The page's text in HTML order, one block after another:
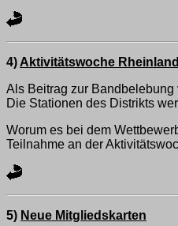
4) Aktivitätswoche
Als Beitrag zur
Die Stationen des Distrikts
Worum es bei dem
Teilnahme an der
5) Neue Mitgliedskarten